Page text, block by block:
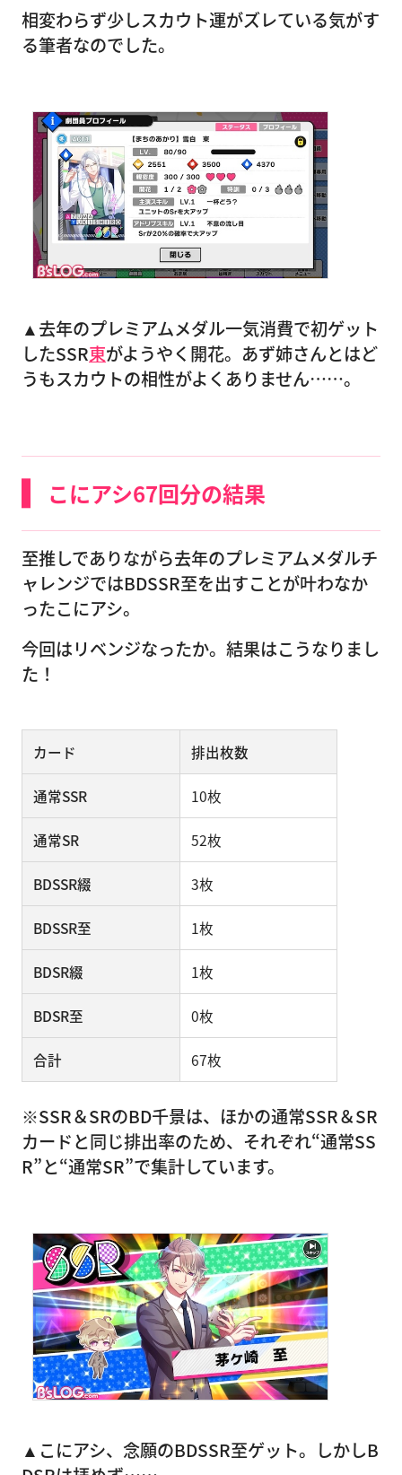
相変わらず少しスカウト運がズレている気がす
る筆者なのでした。
▲去年のプレミアムメダル一気消費で初ゲット
したSSR東がようやく開花。あず姉さんとはど
うもスカウトの相性がよくありません……。
こにアシ67回分の結果
至推しでありながら去年のプレミアムメダルチ
ャレンジではBDSSR至を出すことが叶わなか
ったこにアシ。
今回はリベンジなったか。結果はこうなりまし
た！
カード 排出枚数
通常SSR 10枚
通常SR 52枚
BDSSR綴 3枚
BDSSR至 1枚
BDSR綴 1枚
BDSR至 0枚
合計 67枚
※SSR＆SRのBD千景は、ほかの通常SSR＆SR
カードと同じ排出率のため、それぞれ“通常SS
R”と“通常SR”で集計しています。
▲こにアシ、念願のBDSSR至ゲット。しかしB